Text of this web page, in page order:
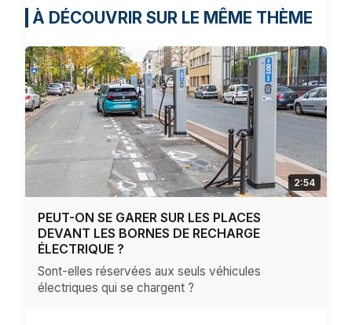
À DÉCOUVRIR SUR LE MÊME THÈME
2:54
PEUT-ON SE GARER SUR LES PLACES
DEVANT LES BORNES DE RECHARGE
ÉLECTRIQUE ?
Sont-elles réservées aux seuls véhicules
électriques qui se chargent ?